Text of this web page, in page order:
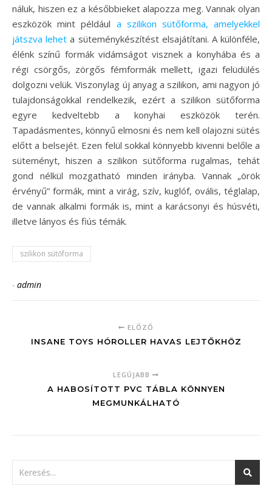
náluk, hiszen ez a későbbieket alapozza meg. Vannak olyan
eszközök mint például a szilikon sütőforma, amelyekkel
játszva lehet a süteménykészítést elsajátítani. A különféle,
élénk színű formák vidámságot visznek a konyhába és a
régi csörgős, zörgős fémformák mellett, igazi felüdülés
dolgozni velük.Viszonylag új anyag a szilikon, ami nagyon jó
tulajdonságokkal rendelkezik, ezért a szilikon sütőforma
egyre kedveltebb a konyhai eszközök terén.
Tapadásmentes, könnyű elmosni és nem kell olajozni sütés
előtt a belsejét. Ezen felül sokkal könnyebb kivenni belőle a
süteményt, hiszen a szilikon sütőforma rugalmas, tehát
gond nélkül mozgatható minden irányba. Vannak „örök
érvényű” formák, mint a virág, szív, kuglóf, ovális, téglalap,
de vannak alkalmi formák is, mint a karácsonyi és húsvéti,
illetve lányos és fiús témák.
szilikon sütőforma
- admin
ELŐZŐ
INSANE TOYS HÓROLLER HAVAS LEJTŐKHÖZ
LEGÚJABB
A HABOSÍTOTT PVC TÁBLA KÖNNYEN
MEGMUNKÁLHATÓ